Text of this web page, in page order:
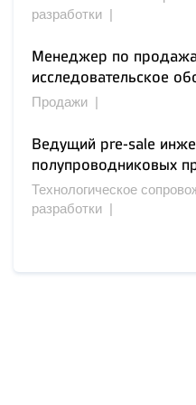
разработки |
Менеджер по
исследовательское
Продажи |
Ведущий pre-sale
полупроводниковых
Технологическое
разработки |